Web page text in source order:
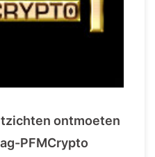
ontmoeten
PFMCrypto